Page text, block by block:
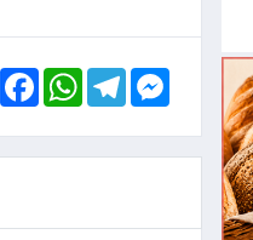
TwitterFacebook
WhatsApp
Telegram